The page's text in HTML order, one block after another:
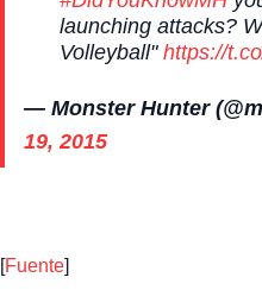
launching attacks?
Volleyball" https://
— Monster Hunter
19, 2015
[Fuente]